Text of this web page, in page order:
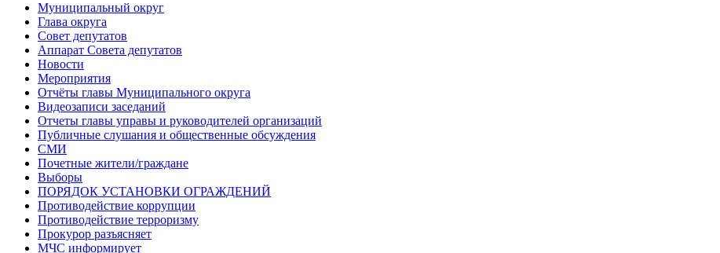
Муниципальный округ
Глава округа
Совет депутатов
Аппарат Совета депутатов
Новости
Мероприятия
Отчёты главы Муниципального округа
Видеозаписи заседаний
Отчеты главы управы и руководителей организаций
Публичные слушания и общественные обсуждения
СМИ
Почетные жители/граждане
Выборы
ПОРЯДОК УСТАНОВКИ ОГРАЖДЕНИЙ
Противодействие коррупции
Противодействие терроризму
Прокурор разъясняет
МЧС информирует